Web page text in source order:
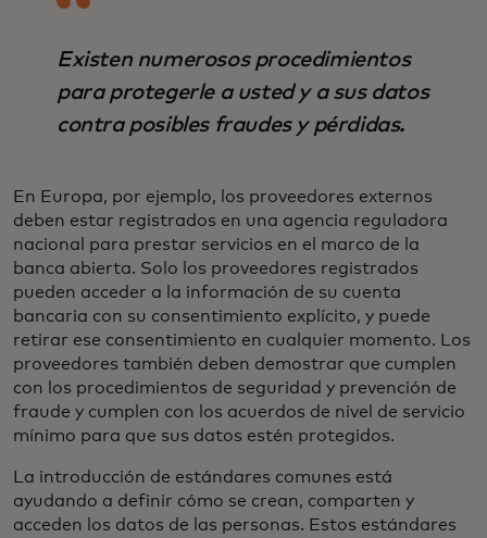
Existen numerosos procedimientos
para protegerle a usted y a sus datos
contra posibles fraudes y pérdidas.
En Europa, por ejemplo, los proveedores externos
deben estar registrados en una agencia reguladora
nacional para prestar servicios en el marco de la
banca abierta. Solo los proveedores registrados
pueden acceder a la información de su cuenta
bancaria con su consentimiento explícito, y puede
retirar ese consentimiento en cualquier momento. Los
proveedores también deben demostrar que cumplen
con los procedimientos de seguridad y prevención de
fraude y cumplen con los acuerdos de nivel de servicio
mínimo para que sus datos estén protegidos.
La introducción de estándares comunes está
ayudando a definir cómo se crean, comparten y
acceden los datos de las personas. Estos estándares